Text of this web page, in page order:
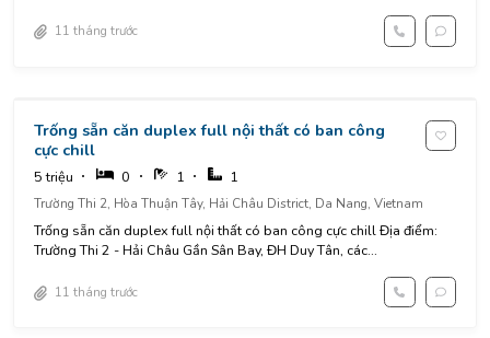
11 tháng trước
Trống sẵn căn duplex full nội thất có ban công
cực chill
5 triệu 0 1 1
Trường Thi 2, Hòa Thuận Tây, Hải Châu District, Da Nang, Vietnam
Trống sẵn căn duplex full nội thất có ban công cực chill Địa điểm:
Trường Thi 2 - Hải Châu Gần Sân Bay, ĐH Duy Tân, các...
11 tháng trước